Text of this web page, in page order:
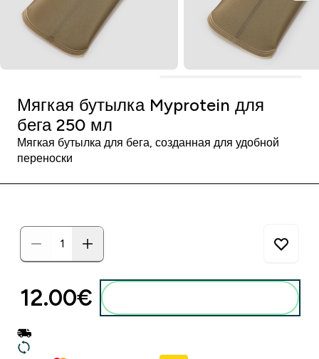
Мягкая бутылка Myprotein для
бега 250 мл
Мягкая бутылка для бега, созданная для удобной
переноски
12.00€‎